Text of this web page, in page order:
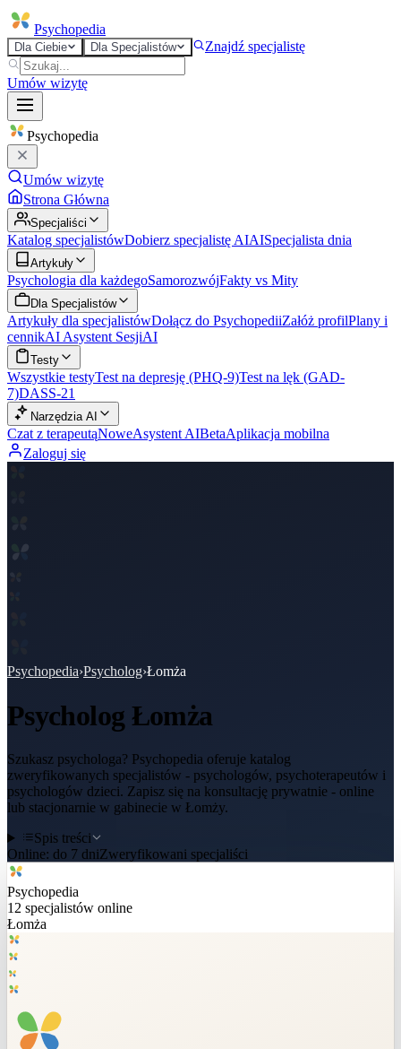
Psychopedia
Dla Ciebie Dla Specjalistów Znajdź specjalistę
Umów wizytę
Psychopedia
Umów wizytę
Strona Główna
Specjaliści
Katalog specjalistówDobierz specjalistę AIAISpecjalista dnia
Artykuły
Psychologia dla każdegoSamorozwójFakty vs Mity
Dla Specjalistów
Artykuły dla specjalistówDołącz do PsychopediiZałóż profilPlany i
cennikAI Asystent SesjiAI
Testy
Wszystkie testyTest na depresję (PHQ-9)Test na lęk (GAD-
7)DASS-21
Narzędzia AI
Czat z terapeutąNoweAsystent AIBetaAplikacja mobilna
Zaloguj się
Psychopedia›Psycholog›Łomża
Psycholog Łomża
Szukasz psychologa? Psychopedia oferuje katalog
zweryfikowanych specjalistów - psychologów, psychoterapeutów i
psychologów dzieci. Zapisz się na konsultację prywatnie - online
lub stacjonarnie w gabinecie w Łomży.
Spis treści
Online: do 7 dniZweryfikowani specjaliści
Psychopedia
12 specjalistów online
Łomża